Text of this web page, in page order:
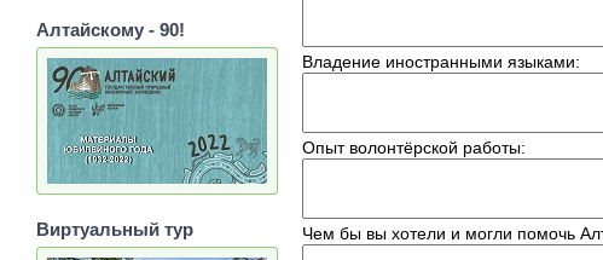
Владение иностранными языками:
Опыт волонтёрской работы:
Чем бы вы хотели и могли помочь
Алтайскому - 90!
Виртуальный тур